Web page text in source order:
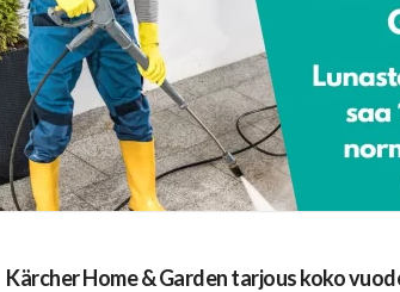
Kärcher Home & Garden tarjous koko